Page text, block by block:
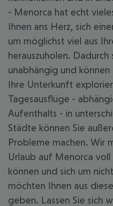
- Menorca hat echt
Ihnen ans Herz, sich
um möglichst viel aus
herauszuholen. Dadurch
unabhängig und
Ihre Unterkunft
Tagesausflüge -
Aufenthalts - in
Städte können Sie
Probleme machen. Wir
Urlaub auf Menorca
können und sich um
möchten Ihnen aus
geben. Lassen Sie sich